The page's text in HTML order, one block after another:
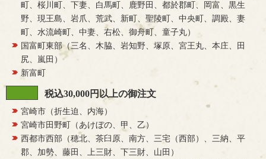
町、桜川町、下妻、白馬町、鹿野田、都於郡町、岡富、黒生
野、現王島、岩爪、荒武、新町、聖陵町、中央町、調殿、妻
町、水流崎町、中妻、右松、御舟町、童子丸）
国富町東部（三名、木脇、岩知野、塚原、宮王丸、本庄、田
尻、嵐田）
新富町
税込30,000円以上の御注文
宮崎市（折生迫、内海）
宮崎市田野町（あけぼの、甲、乙）
西都市西部（穂北、茶臼原、南方、三宅（西部）、三納、平
郡、加勢、藤田、上三財、下三財、山田）